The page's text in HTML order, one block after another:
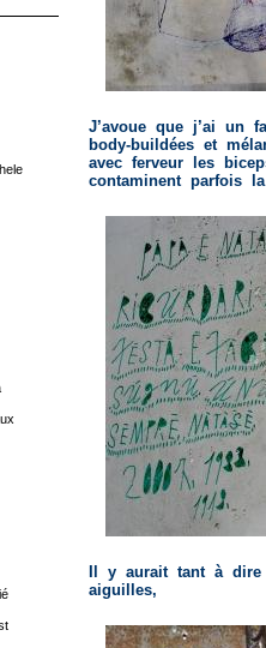
J’avoue que j’ai un
body-buildées et
avec ferveur les
contaminent parfois
Il y aurait tant à
aiguilles,